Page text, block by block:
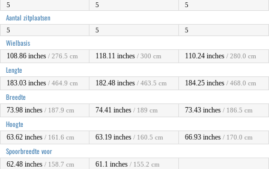
5 5 5
Aantal zitplaatsen
5 5 5
Wielbasis
108.86 inches / 276.5 cm 118.11 inches / 300 cm 110.24 inches / 280.0 cm
Lengte
183.03 inches / 464.9 cm 182.48 inches / 463.5 cm 184.25 inches / 468.0 cm
Breedte
73.98 inches / 187.9 cm 74.41 inches / 189 cm 73.43 inches / 186.5 cm
Hoogte
63.62 inches / 161.6 cm 63.19 inches / 160.5 cm 66.93 inches / 170.0 cm
Spoorbreedte voor
62.48 inches / 158.7 cm 61.1 inches / 155.2 cm